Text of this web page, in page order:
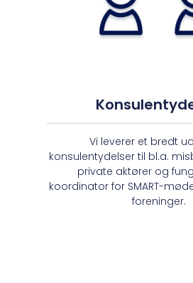
Vi leverer et bredt
konsulentydelser til bl.a.
private aktører og
koordinator for SMART-
foreninger.